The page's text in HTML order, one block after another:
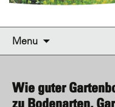
Menu
Wie guter
zu Bodenarten,